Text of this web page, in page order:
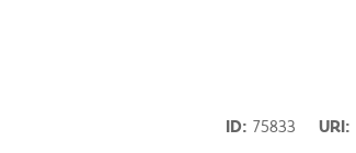
ID
75833 URI